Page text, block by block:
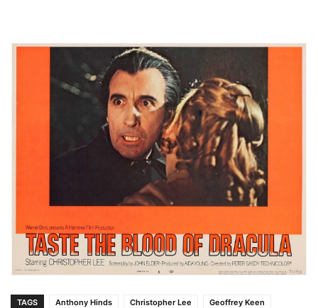
TAGS Anthony Hinds Christopher Lee
Geoffrey Keen